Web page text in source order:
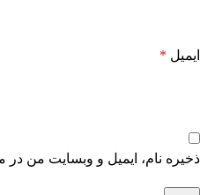
ایمیل *
ذخیره نام، ایمیل و وبسایت من